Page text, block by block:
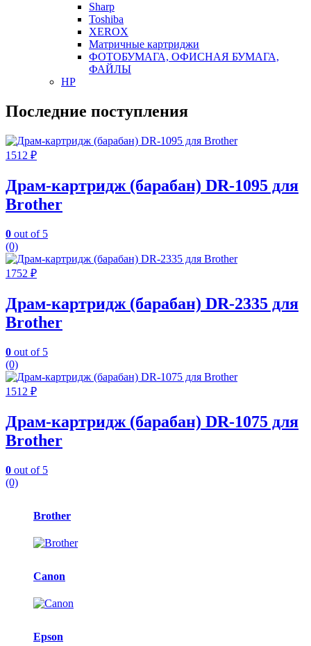
Sharp
Toshiba
XEROX
Матричные картриджи
ФОТОБУМАГА, ОФИСНАЯ БУМАГА,
ФАЙЛЫ
HP
Последние поступления
1512 ₽
Драм-картридж (барабан) DR-1095 для
Brother
0 out of 5
(0)
1752 ₽
Драм-картридж (барабан) DR-2335 для
Brother
0 out of 5
(0)
1512 ₽
Драм-картридж (барабан) DR-1075 для
Brother
0 out of 5
(0)
Карусель
брендов
Brother
Canon
Epson